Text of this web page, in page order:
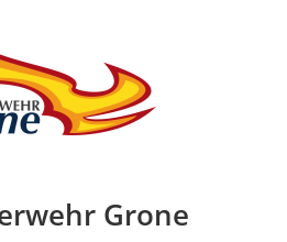
Grone